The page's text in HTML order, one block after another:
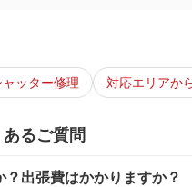
ッター修理 対応エリアか
るご質問
出張費はかかりますか？